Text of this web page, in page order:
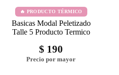
🔥 PRODUCTO TÉRMICO
Basicas Modal Peletizado
Talle 5 Producto Termico
$ 190